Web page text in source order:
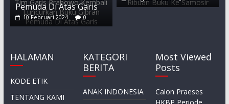
Pemuda Di Atas Garis
10 Februari 2024 0
HALAMAN
KODE ETIK
TENTANG KAMI
KATEGORI
BERITA
ANAK INDONESIA
Most Viewed
Posts
Calon Praeses